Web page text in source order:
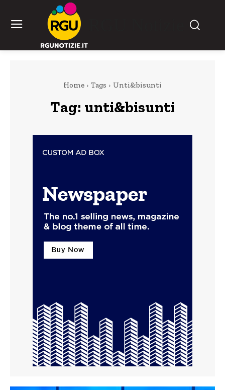
Home Tags Unti&bisunti
Tag: unti&bisunti